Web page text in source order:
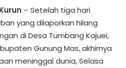
– Setelah tiga hari
yang dilaporkan hilang
di Desa Tumbang Kajuei,
Gunung Mas, akhirnya
meninggal dunia, Selasa